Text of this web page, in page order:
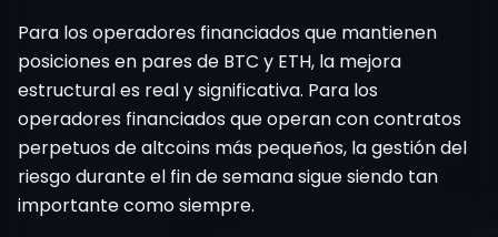
Para los operadores financiados que mantienen
posiciones en pares de BTC y ETH, la mejora
estructural es real y significativa. Para los
operadores financiados que operan con contratos
perpetuos de altcoins más pequeños, la gestión del
riesgo durante el fin de semana sigue siendo tan
importante como siempre.